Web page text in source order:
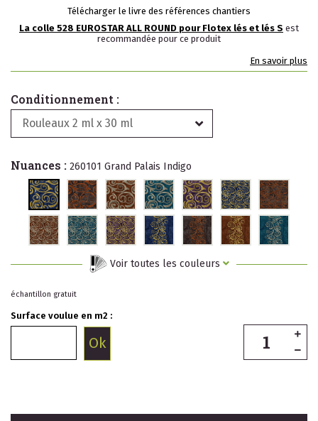
Télécharger le livre des références chantiers
La colle 528 EUROSTAR ALL ROUND pour Flotex lés et lés S est
recommandée pour ce produit
En savoir plus
Conditionnement :
Rouleaux 2 ml x 30 ml
Nuances : 260101 Grand Palais Indigo
Voir toutes les couleurs
échantillon gratuit
Surface voulue en m2 :